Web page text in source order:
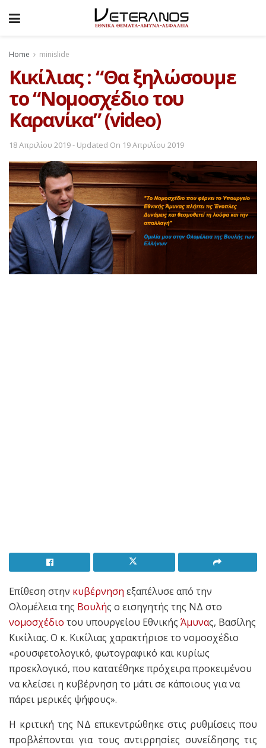
Home minislide
Κικίλιας : “Θα ξηλώσουμε
το “Νομοσχέδιο του
Καρανίκα” (video)
18 Απριλίου 2019 - Updated On 19 Απριλίου 2019
Επίθεση στην κυβέρνηση εξαπέλυσε από την
Ολομέλεια της Βουλής ο εισηγητής της ΝΔ στο
νομοσχέδιο του υπουργείου Εθνικής Άμυνας, Βασίλης
Κικίλιας. Ο κ. Κικίλιας χαρακτήρισε το νομοσχέδιο
«ρουσφετολογικό, φωτογραφικό και κυρίως
προεκλογικό, που κατατέθηκε πρόχειρα προκειμένου
να κλείσει η κυβέρνηση το μάτι σε κάποιους για να
πάρει μερικές ψήφους».
Η κριτική της ΝΔ επικεντρώθηκε στις ρυθμίσεις που
προβλέπονται για τους αντιρρησίες συνείδησης τις